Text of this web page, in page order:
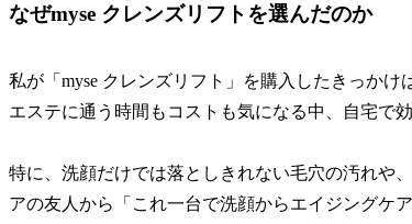
なぜmyse クレンズリフトを選んだのか
私が「myse クレンズリフト」を購入したきっか
エステに通う時間もコストも気になる中、自宅で
特に、洗顔だけでは落としきれない毛穴の汚れや
アの友人から「これ一台で洗顔からエイジングケ